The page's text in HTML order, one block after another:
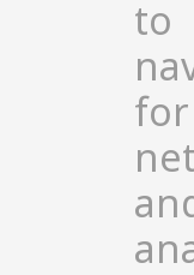
to
for